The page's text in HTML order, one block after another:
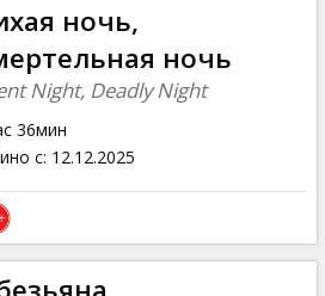
ночь,
ночь
Night, Deadly Night
36мин
с: 12.12.2025